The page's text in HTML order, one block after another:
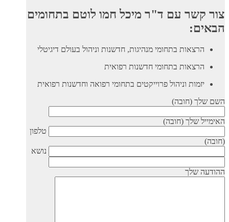
צור קשר עם ד"ר מיכל חמו לוטם בתחומים
הבאים:
הרצאות בתחומי מנהיגות, חדשנות וניהול בעולם דיגיטלי
הרצאות בתחומי חדשנות רפואית
יזמות וניהול פרוייקטים בתחומי רפואה וחדשנות רפואית
השם שלך (חובה)
האימייל שלך (חובה)
טלפון
(חובה)
נושא
ההודעה שלך